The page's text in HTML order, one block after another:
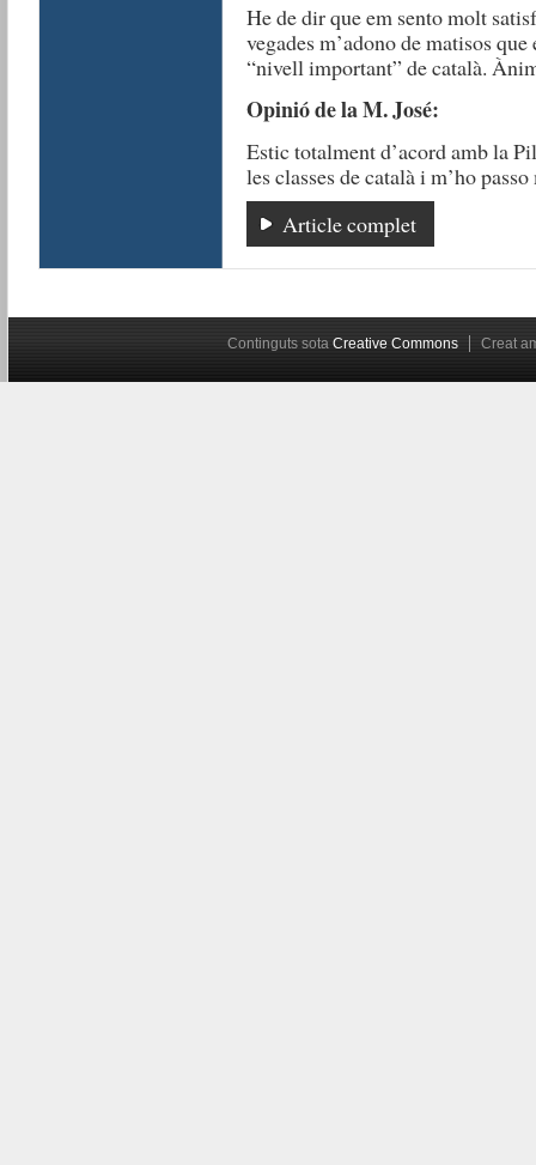
He de dir que em sento molt
vegades m’adono de matisos
“nivell important” de català.
Opinió de la M. José:
Estic totalment d’acord amb la
les classes de català i m’ho
Article complet
Continguts sota Creative Commons Creat